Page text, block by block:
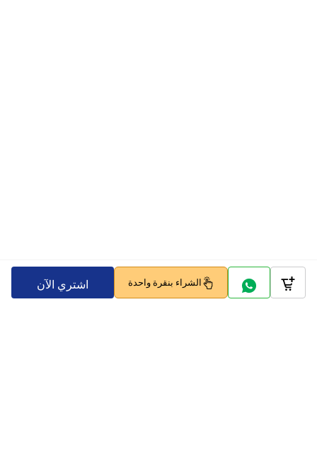
الشراء بنقرة واحدة اشتري الآن